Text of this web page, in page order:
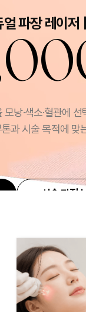
얼 파장 레이저
·색소·혈관에 선
과 시술 목적에 맞
시술 과정